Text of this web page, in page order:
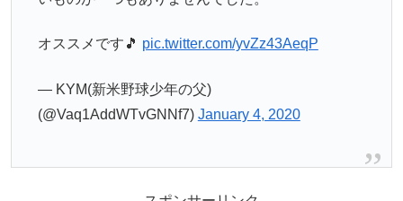
オススメです🎵 pic.twitter.com/yvZz43AeqP
— KYM(新米野球少年の父)
(@Vaq1AddWTvGNNf7) January 4, 2020